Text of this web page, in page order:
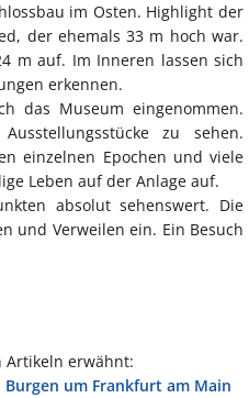
im Osten. Highlight der
der ehemals 33 m hoch war.
m auf. Im Inneren lassen sich
erkennen.
das Museum eingenommen.
zu sehen.
einzelnen Epochen und viele
Leben auf der Anlage auf.
absolut sehenswert. Die
und Verweilen ein. Ein Besuch
Artikeln erwähnt:
um Frankfurt am Main